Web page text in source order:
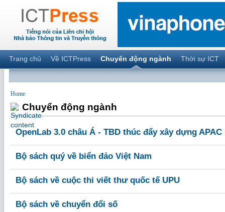
Trang chủ Về ICTPress Chuyển động ngành Thời sự ICT
Home
Chuyển động ngành
OpenLab 3.0 châu Á - TBD thúc đẩy xây dựng
Bộ sách quý về biển đảo Việt Nam
Bộ sách về cuộc thi viết thư quốc tế UPU
Bộ sách về chuyển đổi số